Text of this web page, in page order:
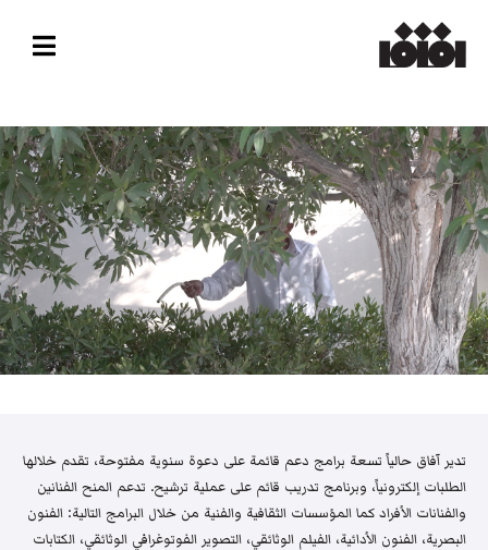
تدير آفاق حالياً تسعة برامج دعم قائمة على دعوة سنوية مفتوحة، تقدم خلالها
الطلبات إلكترونياً، وبرنامج تدريب قائم على عملية ترشيح. تدعم المنح الفنانين
والفنانات الأفراد كما المؤسسات الثقافية والفنية من خلال البرامج التالية: الفنون
البصرية، الفنون الأدائية، الفيلم الوثائقي، التصوير الفوتوغرافي الوثائقي، الكتابات